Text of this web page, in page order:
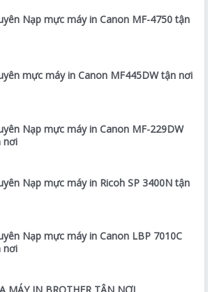
Nạp mực máy in Canon MF-4750 tận
mực máy in Canon MF445DW tận nơi
Nạp mực máy in Canon MF-229DW
nơi
Nạp mực máy in Ricoh SP 3400N tận
Nạp mực máy in Canon LBP 7010C
nơi